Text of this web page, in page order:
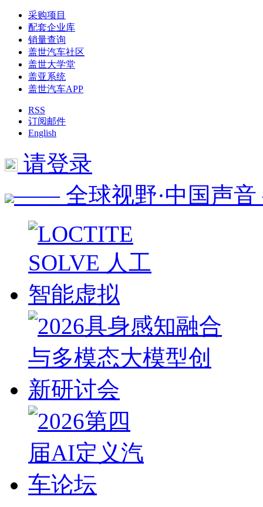
采购项目
配套企业库
销量查询
盖世汽车社区
盖世大学堂
盖亚系统
盖世汽车APP
RSS
订阅邮件
English
请登录
—— 全球视野·中国声